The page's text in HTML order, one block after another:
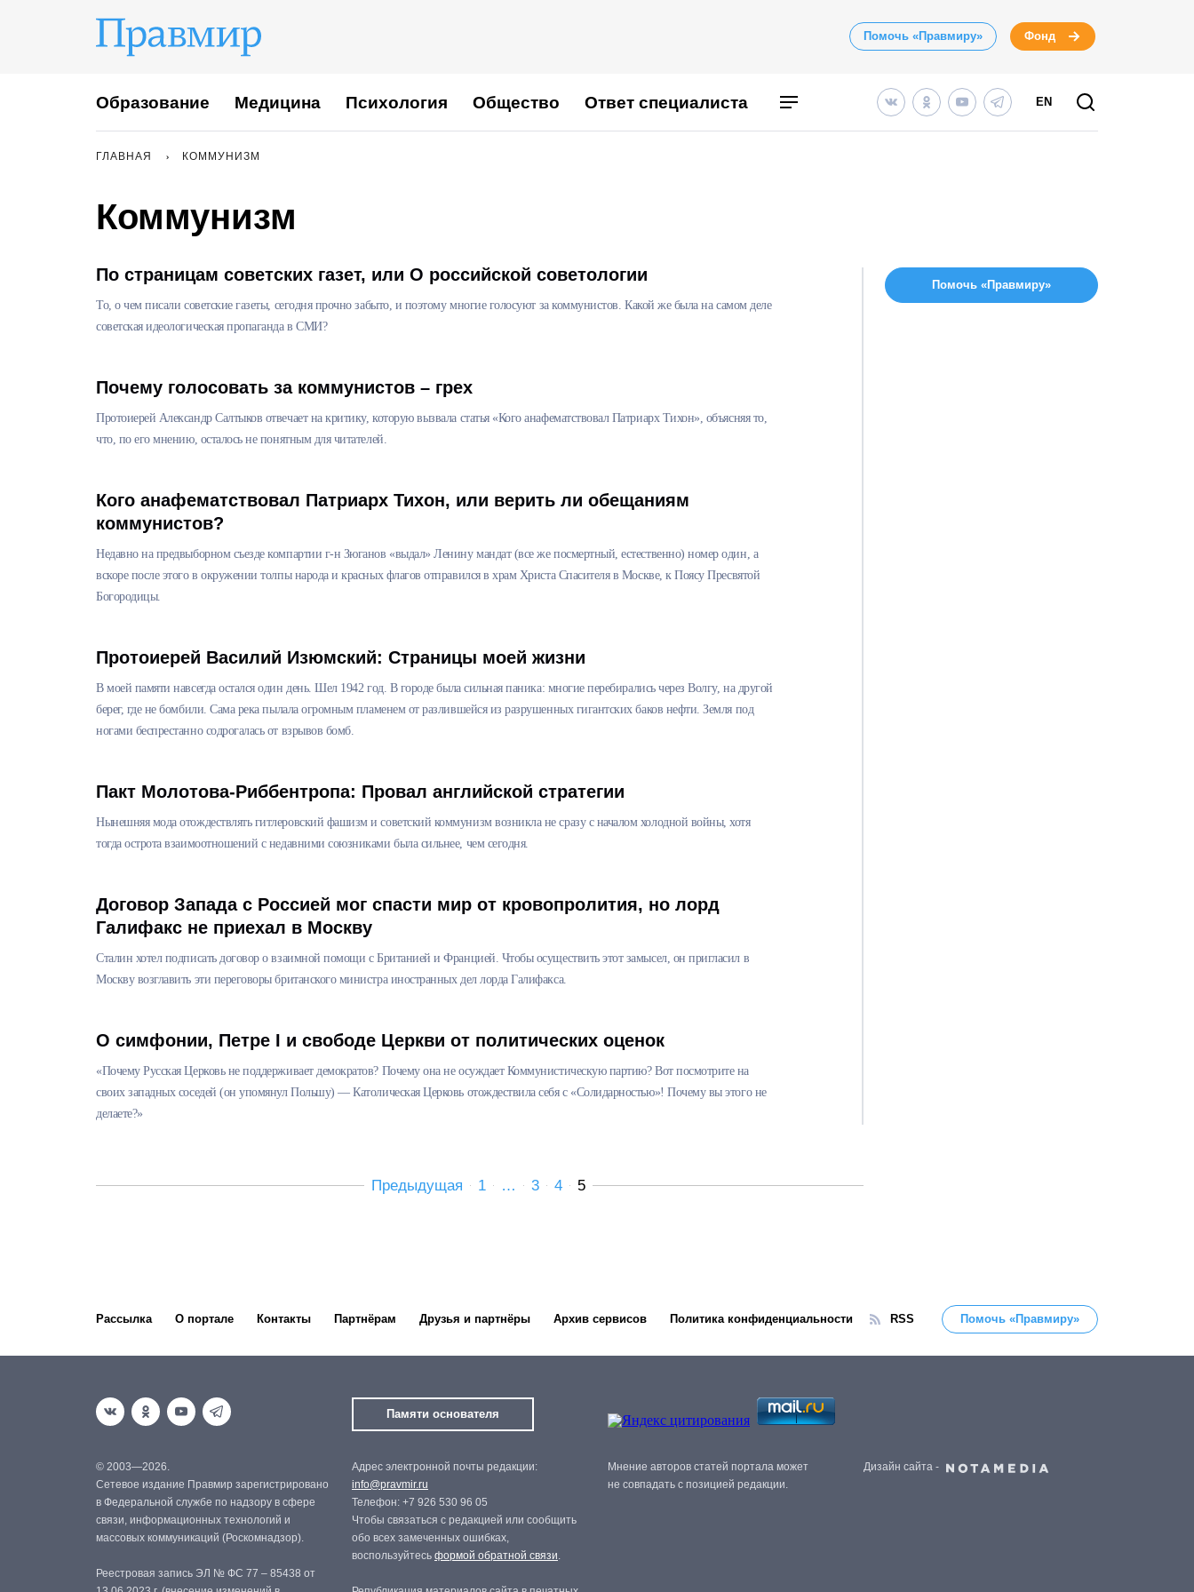
Помочь «Правмиру» Фонд
Образование Медицина Психология Общество Ответ специалиста EN
ГЛАВНАЯ КОММУНИЗМ
Коммунизм
По страницам советских газет, или О российской советологии
То, о чем писали советские газеты, сегодня прочно забыто, и поэтому многие голосуют за коммунистов. Какой же была на самом деле
советская идеологическая пропаганда в СМИ?
Почему голосовать за коммунистов – грех
Протоиерей Александр Салтыков отвечает на критику, которую вызвала статья «Кого анафематствовал Патриарх Тихон», объясняя то,
что, по его мнению, осталось не понятным для читателей.
Кого анафематствовал Патриарх Тихон, или верить ли обещаниям
коммунистов?
Недавно на предвыборном съезде компартии г-н Зюганов «выдал» Ленину мандат (все же посмертный, естественно) номер один, а
вскоре после этого в окружении толпы народа и красных флагов отправился в храм Христа Спасителя в Москве, к Поясу Пресвятой
Богородицы.
Протоиерей Василий Изюмский: Страницы моей жизни
В моей памяти навсегда остался один день. Шел 1942 год. В городе была сильная паника: многие перебирались через Волгу, на другой
берег, где не бомбили. Сама река пылала огромным пламенем от разлившейся из разрушенных гигантских баков нефти. Земля под
ногами беспрестанно содрогалась от взрывов бомб.
Пакт Молотова-Риббентропа: Провал английской стратегии
Нынешняя мода отождествлять гитлеровский фашизм и советский коммунизм возникла не сразу с началом холодной войны, хотя
тогда острота взаимоотношений с недавними союзниками была сильнее, чем сегодня.
Договор Запада с Россией мог спасти мир от кровопролития, но лорд
Галифакс не приехал в Москву
Сталин хотел подписать договор о взаимной помощи с Британией и Францией. Чтобы осуществить этот замысел, он пригласил в
Москву возглавить эти переговоры британского министра иностранных дел лорда Галифакса.
О симфонии, Петре I и свободе Церкви от политических оценок
«Почему Русская Церковь не поддерживает демократов? Почему она не осуждает Коммунистическую партию? Вот посмотрите на
своих западных соседей (он упомянул Польшу) — Католическая Церковь отождествила себя с «Солидарностью»! Почему вы этого не
делаете?»
Предыдущая 1 … 3 4 5
Помочь «Правмиру»
Рассылка О портале Контакты Партнёрам Друзья и партнёры Архив сервисов Политика конфиденциальности RSS Помочь «Правмиру»
Памяти основателя
© 2003—2026.
Сетевое издание Правмир зарегистрировано
в Федеральной службе по надзору в сфере
связи, информационных технологий и
массовых коммуникаций (Роскомнадзор).
Реестровая запись ЭЛ № ФС 77 – 85438 от
Адрес электронной почты редакции:
info@pravmir.ru
Телефон: +7 926 530 96 05
Чтобы связаться с редакцией или сообщить
обо всех замеченных ошибках,
воспользуйтесь формой обратной связи.
Мнение авторов статей портала может
не совпадать с позицией редакции.
Дизайн сайта -